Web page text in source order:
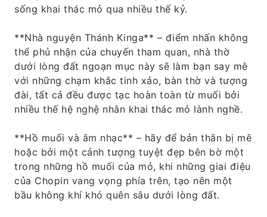
sống khai thác mỏ qua nhiều thế kỷ.
**Nhà nguyện Thánh Kinga** – điểm nhấn không
thể phủ nhận của chuyến tham quan, nhà thờ
dưới lòng đất ngoạn mục này sẽ làm bạn say mê
với những chạm khắc tinh xảo, bàn thờ và tượng
đài, tất cả đều được tạc hoàn toàn từ muối bởi
nhiều thế hệ nghệ nhân khai thác mỏ lành nghề.
**Hồ muối và âm nhạc** – hãy để bản thân bị mê
hoặc bởi một cảnh tượng tuyệt đẹp bên bờ một
trong những hồ muối của mỏ, khi những giai điệu
của Chopin vang vọng phía trên, tạo nên một
bầu không khí khó quên sâu dưới lòng đất.